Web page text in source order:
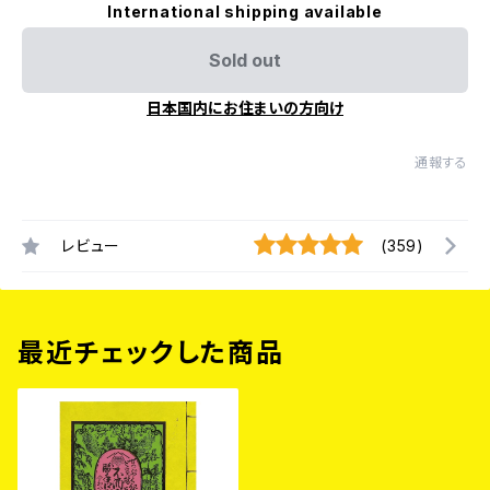
International shipping available
Sold out
日本国内にお住まいの方向け
通報する
レビュー (359)
最近チェックした商品